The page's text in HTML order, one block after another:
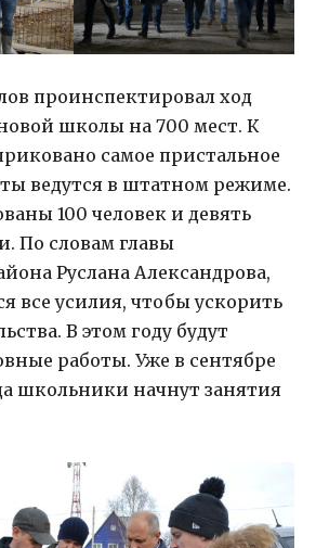
проинспектировал ход
школы на 700 мест. К
самое пристальное
ведутся в штатном режиме.
100 человек и девять
По словам главы
Руслана Александрова,
все усилия, чтобы ускорить
В этом году будут
работы. Уже в сентябре
школьники начнут занятия